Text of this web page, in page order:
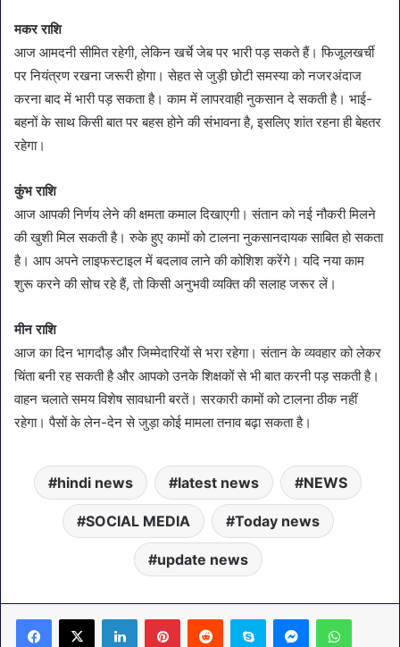
मकर राशि
आज आमदनी सीमित रहेगी, लेकिन खर्चे जेब पर भारी पड़ सकते हैं। फिजूलखर्ची
पर नियंत्रण रखना जरूरी होगा। सेहत से जुड़ी छोटी समस्या को नजरअंदाज
करना बाद में भारी पड़ सकता है। काम में लापरवाही नुकसान दे सकती है। भाई-
बहनों के साथ किसी बात पर बहस होने की संभावना है, इसलिए शांत रहना ही बेहतर
रहेगा।
कुंभ राशि
आज आपकी निर्णय लेने की क्षमता कमाल दिखाएगी। संतान को नई नौकरी मिलने
की खुशी मिल सकती है। रुके हुए कामों को टालना नुकसानदायक साबित हो सकता
है। आप अपने लाइफस्टाइल में बदलाव लाने की कोशिश करेंगे। यदि नया काम
शुरू करने की सोच रहे हैं, तो किसी अनुभवी व्यक्ति की सलाह जरूर लें।
मीन राशि
आज का दिन भागदौड़ और जिम्मेदारियों से भरा रहेगा। संतान के व्यवहार को लेकर
चिंता बनी रह सकती है और आपको उनके शिक्षकों से भी बात करनी पड़ सकती है।
वाहन चलाते समय विशेष सावधानी बरतें। सरकारी कामों को टालना ठीक नहीं
रहेगा। पैसों के लेन-देन से जुड़ा कोई मामला तनाव बढ़ा सकता है।
hindi news latest news NEWS
SOCIAL MEDIA Today news
update news
LinkedInPinterestReddit Skype Messenger